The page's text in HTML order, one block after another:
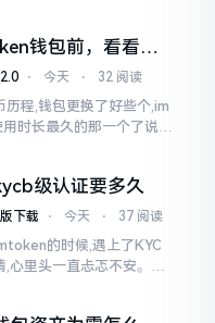
钱包前，看看老
⋅ 今天 ⋅ 32 阅读
历程,钱包更换了好些个,im
时长最久的那一个了说实
级认证要多久
下载 ⋅ 今天 ⋅ 37 阅读
的时候,遇上了KYC
心里头一直忐忑不安。B